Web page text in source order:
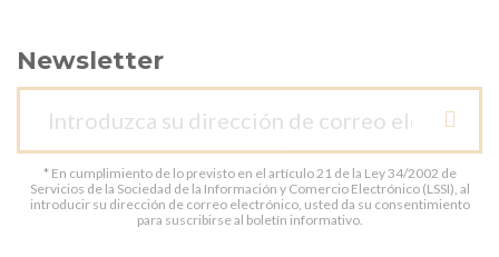
Newsletter
* En cumplimiento de lo previsto en el artículo 21 de la Ley 34/2002 de
Servicios de la Sociedad de la Información y Comercio Electrónico (LSSI), al
introducir su dirección de correo electrónico, usted da su consentimiento
para suscribirse al boletín informativo.